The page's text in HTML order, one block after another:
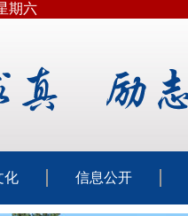
期六
化 信息公开